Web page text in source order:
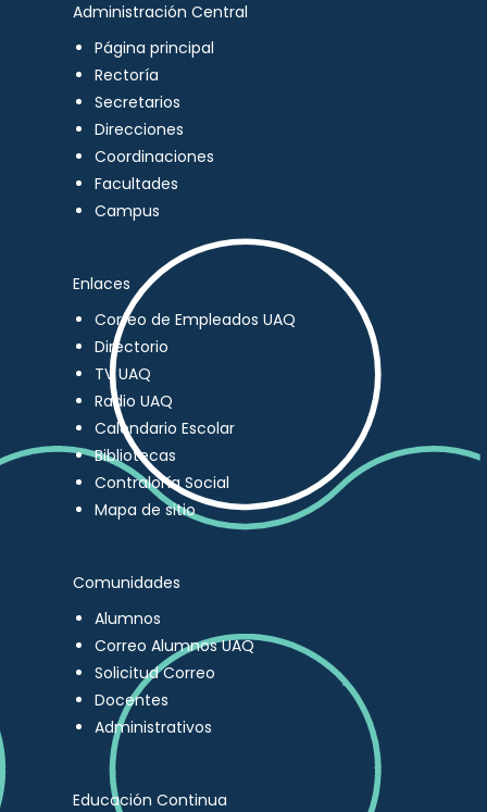
Administración Central
Página principal
Rectoría
Secretarios
Direcciones
Coordinaciones
Facultades
Campus
Enlaces
Correo de Empleados UAQ
Directorio
TV UAQ
Radio UAQ
Calendario Escolar
Bibliotecas
Contraloría Social
Mapa de sitio
Comunidades
Alumnos
Correo Alumnos UAQ
Solicitud Correo
Docentes
Administrativos
Educación Continua